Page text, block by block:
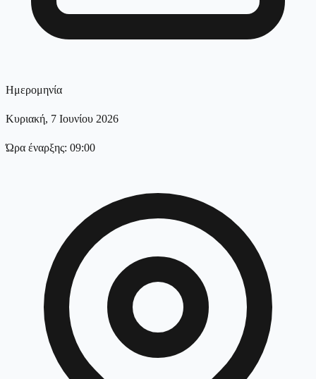
Ημερομηνία
Κυριακή, 7 Ιουνίου 2026
Ώρα έναρξης: 09:00